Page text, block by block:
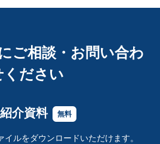
ご相談・お問い合わ
ください
介資料 無料
ルをダウンロードいただけます。